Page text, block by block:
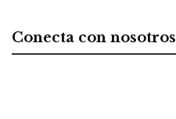
Conecta con nosotros